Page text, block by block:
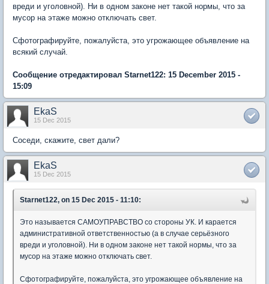
вреди и уголовной). Ни в одном законе нет такой нормы, что за
мусор на этаже можно отключать свет.
Сфотографируйте, пожалуйста, это угрожающее объявление на
всякий случай.
Сообщение отредактировал Starnet122: 15 December 2015 -
15:09
EkaS
15 Dec 2015
Соседи, скажите, свет дали?
EkaS
15 Dec 2015
Starnet122, on 15 Dec 2015 - 11:10:
Это называется САМОУПРАВСТВО со стороны УК. И карается
административной ответственностью (а в случае серьёзного
вреди и уголовной). Ни в одном законе нет такой нормы, что за
мусор на этаже можно отключать свет.
Сфотографируйте, пожалуйста, это угрожающее объявление на